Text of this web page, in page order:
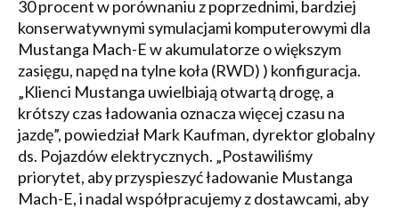
30 procent w porównaniu z poprzednimi, bardziej
konserwatywnymi symulacjami komputerowymi dla
Mustanga Mach-E w akumulatorze o większym
zasięgu, napęd na tylne koła (RWD) ) konfiguracja.
„Klienci Mustanga uwielbiają otwartą drogę, a
krótszy czas ładowania oznacza więcej czasu na
jazdę”, powiedział Mark Kaufman, dyrektor globalny
ds. Pojazdów elektrycznych. „Postawiliśmy
priorytet, aby przyspieszyć ładowanie Mustanga
Mach-E, i nadal współpracujemy z dostawcami, aby